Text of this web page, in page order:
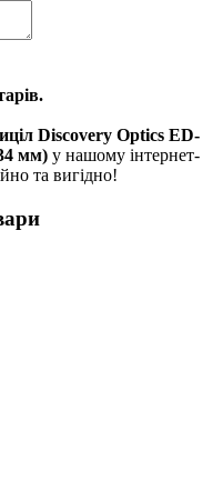
Discovery Optics ED-
мм) у нашому інтернет-
та вигідно!